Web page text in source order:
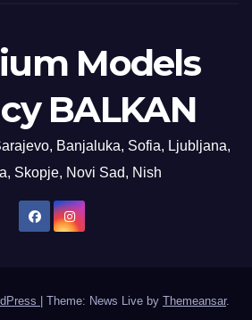
Models
BALKAN
Banjaluka, Sofia, Ljubljana,
Skopje, Novi Sad, Nish
Theme: News Live by Themeansar.